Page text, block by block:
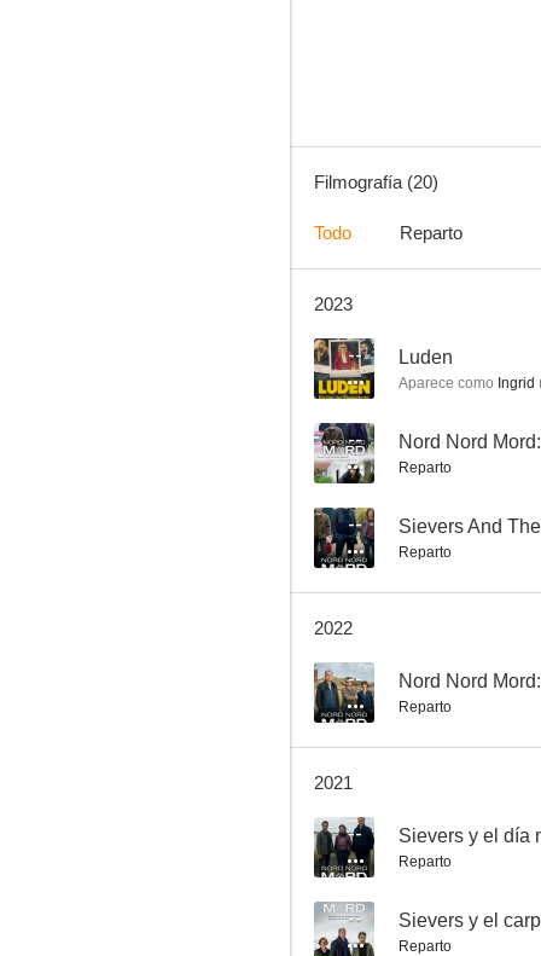
Sievers y el carpín dorado
--
Filmografía (20)
Todo Reparto
2023
-- Luden
Aparece como Ingrid
--
Reparto
-- Sievers And
Reparto
2022
--
Reparto
2021
-- Sievers y el día
Reparto
-- Sievers y el
Reparto